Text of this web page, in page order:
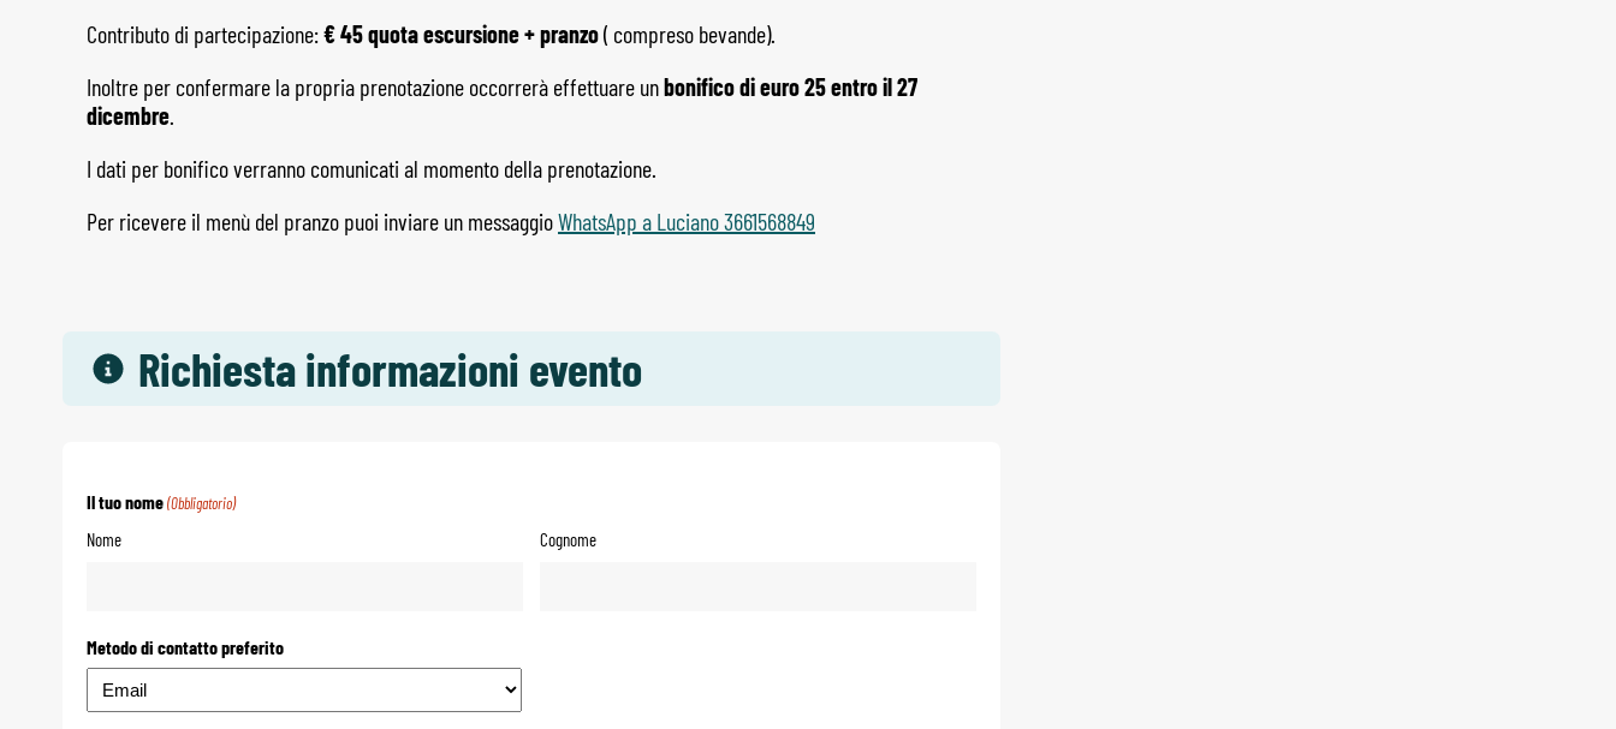
Contributo di partecipazione:€ 45 quota escursione + pranzo( compreso bevande).
Inoltre per confermare la propria prenotazione occorrerà effettuare unbonifico di euro 25 entro il 27
dicembre.
I dati per bonifico verranno comunicati al momento della prenotazione.
Per ricevere il menù del pranzo puoi inviare un messaggioWhatsApp a Luciano 3661568849
Richiesta informazioni evento
Il tuo nome (Obbligatorio)
Nome Cognome
Metodo di contatto preferito